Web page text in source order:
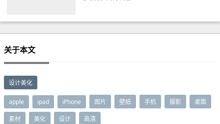
关于本文
设计美化
apple ipad iPhone 图片 壁纸 手机 摄影 桌面
素材 美化 设计 高清